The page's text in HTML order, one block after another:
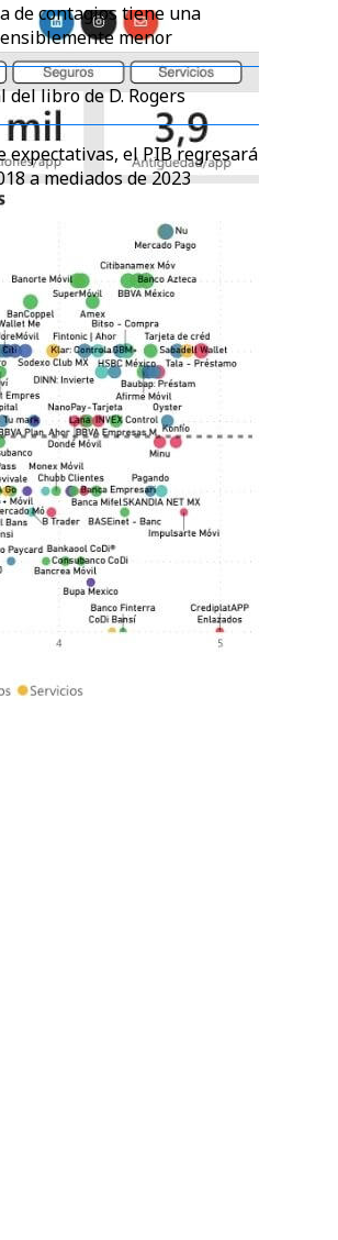
de contagios tiene una
menor
del libro de D. Rogers
expectativas, el PIB regresará
a mediados de 2023